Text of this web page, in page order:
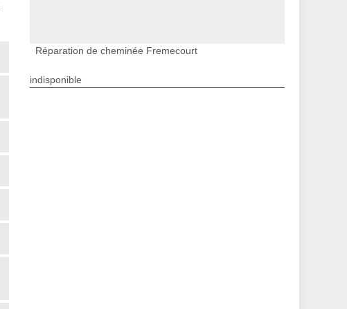
Réparation de cheminée Fremecourt
indisponible